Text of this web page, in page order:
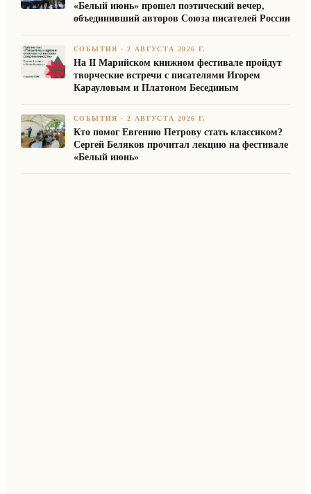
«Белый июнь» прошел поэтический вечер,
объединивший авторов Союза писателей России
СОБЫТИЯ ·2 АВГУСТА 2026 Г.
На II Марийском книжном фестивале пройдут
творческие встречи с писателями Игорем
Карауловым и Платоном Бесединым
СОБЫТИЯ ·2 АВГУСТА 2026 Г.
Кто помог Евгению Петрову стать классиком?
Сергей Беляков прочитал лекцию на фестивале
«Белый июнь»